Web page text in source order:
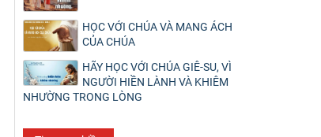
HỌC VỚI CHÚA VÀ MANG ÁCH
CỦA CHÚA
HÃY HỌC VỚI CHÚA GIÊ-SU, VÌ
NGƯỜI HIỀN LÀNH VÀ KHIÊM
NHƯỜNG TRONG LÒNG